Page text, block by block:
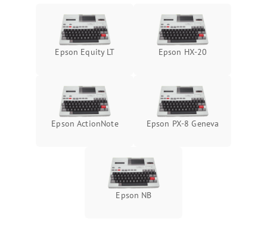
оперативной памяти:
вылеты приложений,
синие экраны
Подробнее →
Epson Equity LT Epson HX-20
Epson ActionNote Epson PX-8 Geneva
Epson NB